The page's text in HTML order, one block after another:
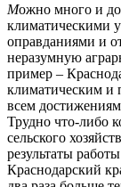
Можно много и
климатическими
оправданиями и
неразумную
пример –
климатическим и
всем достижениям
Трудно что-либо
сельского
результаты
Краснодарский